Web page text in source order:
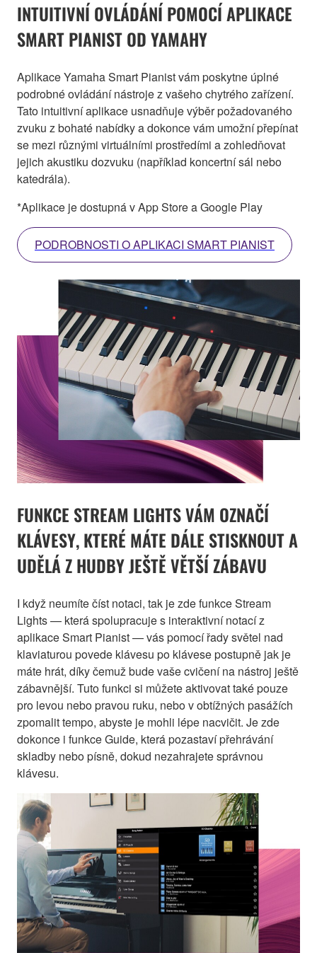
INTUITIVNÍ OVLÁDÁNÍ POMOCÍ APLIKACE
SMART PIANIST OD YAMAHY
Aplikace Yamaha Smart Pianist vám poskytne úplné
podrobné ovládání nástroje z vašeho chytrého zařízení.
Tato intuitivní aplikace usnadňuje výběr požadovaného
zvuku z bohaté nabídky a dokonce vám umožní přepínat
se mezi různými virtuálními prostředími a zohledňovat
jejich akustiku dozvuku (například koncertní sál nebo
katedrála).
*Aplikace je dostupná v App Store a Google Play
PODROBNOSTI O APLIKACI SMART PIANIST
FUNKCE STREAM LIGHTS VÁM OZNAČÍ
KLÁVESY, KTERÉ MÁTE DÁLE STISKNOUT A
UDĚLÁ Z HUDBY JEŠTĚ VĚTŠÍ ZÁBAVU
I když neumíte číst notaci, tak je zde funkce Stream
Lights — která spolupracuje s interaktivní notací z
aplikace Smart Pianist — vás pomocí řady světel nad
klaviaturou povede klávesu po klávese postupně jak je
máte hrát, díky čemuž bude vaše cvičení na nástroj ještě
zábavnější. Tuto funkci si můžete aktivovat také pouze
pro levou nebo pravou ruku, nebo v obtížných pasážích
zpomalit tempo, abyste je mohli lépe nacvičit. Je zde
dokonce i funkce Guide, která pozastaví přehrávání
skladby nebo písně, dokud nezahrajete správnou
klávesu.